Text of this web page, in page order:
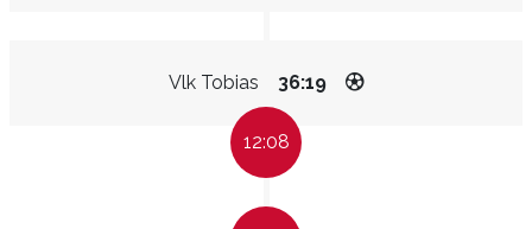
Vlk Tobias 36:19
12:08